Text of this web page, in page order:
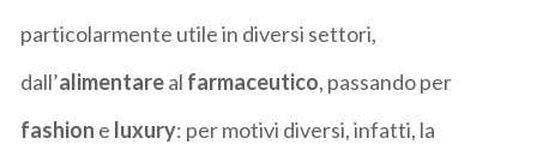
particolarmente utile in diversi settori,
dall’alimentareal farmaceutico, passando per
fashion e luxury: per motivi diversi, infatti, la